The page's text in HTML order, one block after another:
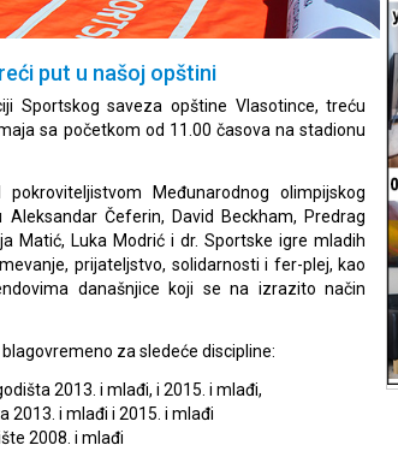
put u našoj opštini
Sportskog saveza opštine Vlasotince, treću
sa početkom od 11.00 časova na stadionu
Međunarodnog olimpijskog
Čeferin, David Beckham, Predrag
Matić, Luka Modrić i dr. Sportske igre mladih
prijateljstvo, solidarnosti i fer-plej, kao
današnjice koji se na izrazito način
za sledeće discipline:
2013. i mlađi, i 2015. i mlađi,
2013. i mlađi i 2015. i mlađi
2008. i mlađi